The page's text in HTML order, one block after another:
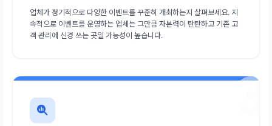
업체가 정기적으로 다양한 이벤트를 꾸준히 개최하는지 살펴보세요. 지
속적으로 이벤트를 운영하는 업체는 그만큼 자본력이 탄탄하고 기존 고
객 관리에 신경 쓰는 곳일 가능성이 높습니다.
3